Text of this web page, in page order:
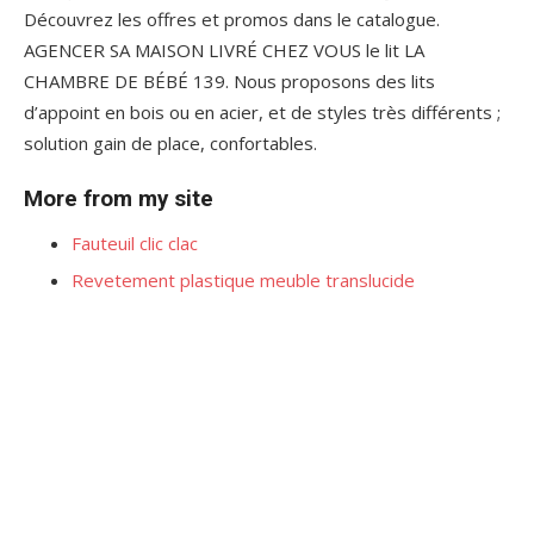
Découvrez les offres et promos dans le catalogue.
AGENCER SA MAISON LIVRÉ CHEZ VOUS le lit LA
CHAMBRE DE BÉBÉ 139. Nous proposons des lits
d’appoint en bois ou en acier, et de styles très différents ;
solution gain de place, confortables.
More from my site
Fauteuil clic clac
Revetement plastique meuble translucide